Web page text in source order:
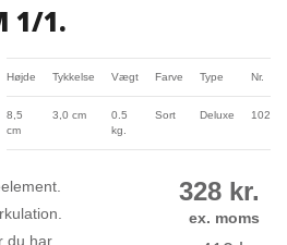
1/1.
Højde Tykkelse Vægt Farve Type Nr.
8,5
cm
3,0 cm
0.5
kg.
Sort Deluxe 10283
du har
328 kr.
ex. moms